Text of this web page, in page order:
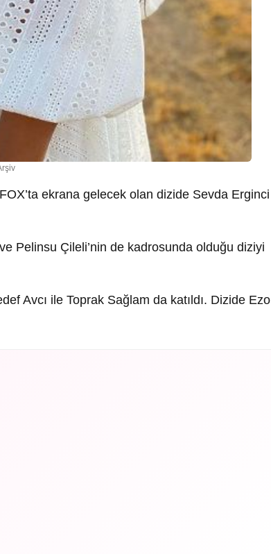
ekrana gelecek olan dizide Sevda Erginci
Pelinsu Çileli’nin de kadrosunda olduğu diziyi
Avcı ile Toprak Sağlam da katıldı. Dizide Ezo